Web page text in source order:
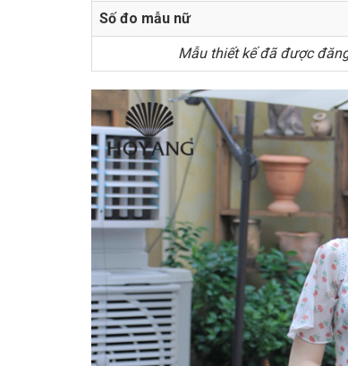
Số đo mẫu nữ
Mẫu thiết kế đã được